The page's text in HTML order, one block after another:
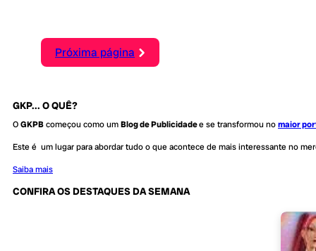
Próxima página
GKP... O QUÊ?
OGKPBcomeçou como umBlog de Publicidadee se transformou nomaior
Este é um lugar para abordar tudo o que acontece de mais interessante no
Saiba mais
CONFIRA OS DESTAQUES DA SEMANA